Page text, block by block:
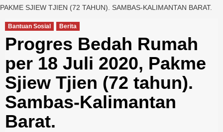
PAKME SJIEW TJIEN (72 TAHUN). SAMBAS-KALIMANTAN BARAT.
Bantuan Sosial Berita
Progres Bedah Rumah
per 18 Juli 2020, Pakme
Sjiew Tjien (72 tahun).
Sambas-Kalimantan
Barat.